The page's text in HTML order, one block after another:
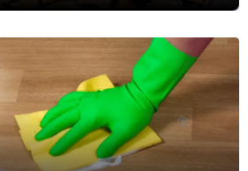
18/09/23